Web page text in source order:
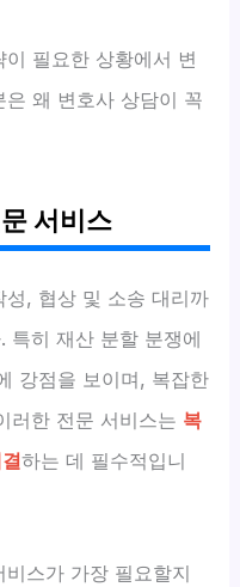
필요한 상황에서 변
왜 변호사 상담이 꼭
서비스
성, 협상 및 소송 대리까
특히 재산 분할 분쟁에
강점을 보이며, 복잡한
러한 전문 서비스는 복
하는 데 필수적입니
스가 가장 필요할지